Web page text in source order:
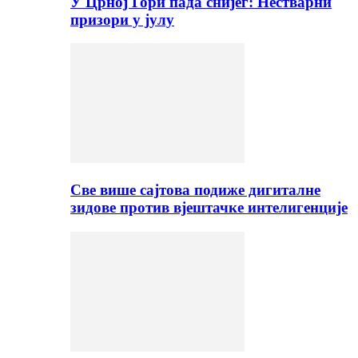
призори у јулу
Све више сајтова подиже дигиталне
зидове против вјештачке интелигенције